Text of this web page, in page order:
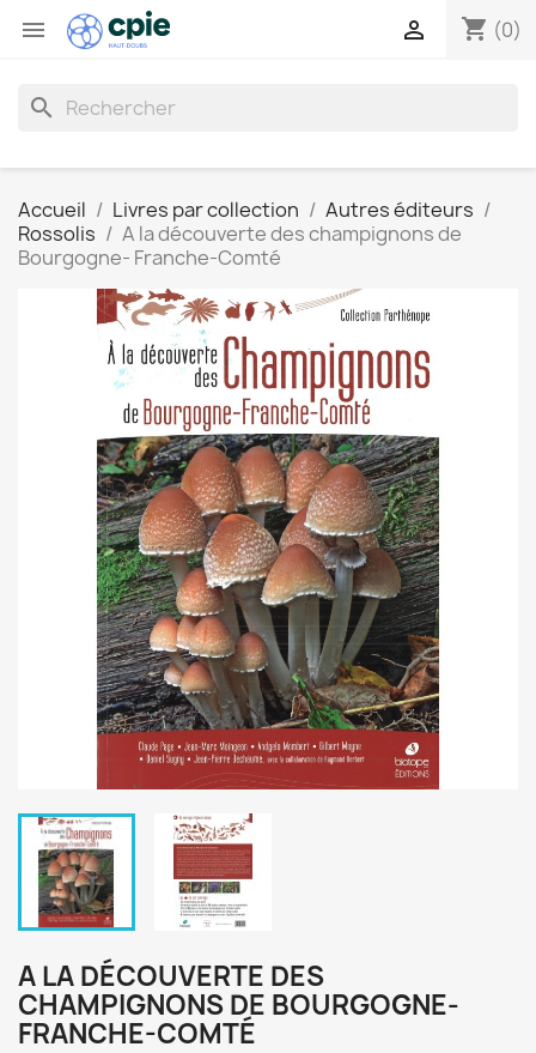
 shopping_cart (0)

search
Accueil Livres par collection
Autres éditeurs
Rossolis
A la découverte des champignons de
Bourgogne- Franche-Comté
A LA DÉCOUVERTE DES
CHAMPIGNONS DE BOURGOGNE-
FRANCHE-COMTÉ